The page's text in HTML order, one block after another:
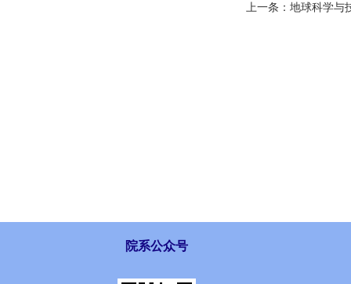
上一条： 地球科学与
院系公众号